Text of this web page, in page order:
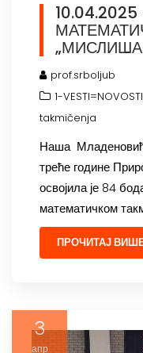
„МИСЛИША
prof.srboljub
1-VESTI=NOVOSTI
takmičenja
Наша Младеновић
треће године
освојила је 84
математичком
ПРОЧИТАЈ
3
апр